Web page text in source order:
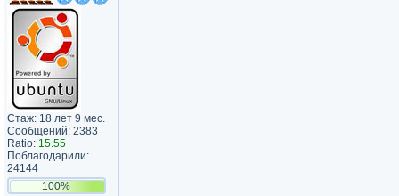
Стаж: 18 лет 9 мес.
Сообщений: 2383
Ratio: 15.55
Поблагодарили:
24144
100%